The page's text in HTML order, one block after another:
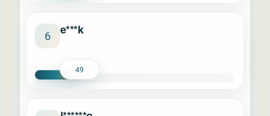
6 e***k
49